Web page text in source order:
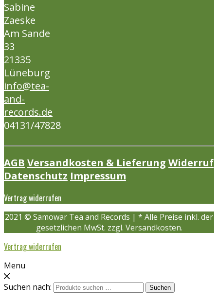
Sabine
Zaeske
Am Sande
33
21335
Lüneburg
info@tea-
and-
records.de
04131/47828
AGB Versandkosten & Lieferung Widerruf
Datenschutz Impressum
Vertrag widerrufen
2021 © Samowar Tea and Records | * Alle Preise inkl. der
gesetzlichen MwSt. zzgl. Versandkosten.
Vertrag widerrufen
Menu
Suchen nach:
Suchen